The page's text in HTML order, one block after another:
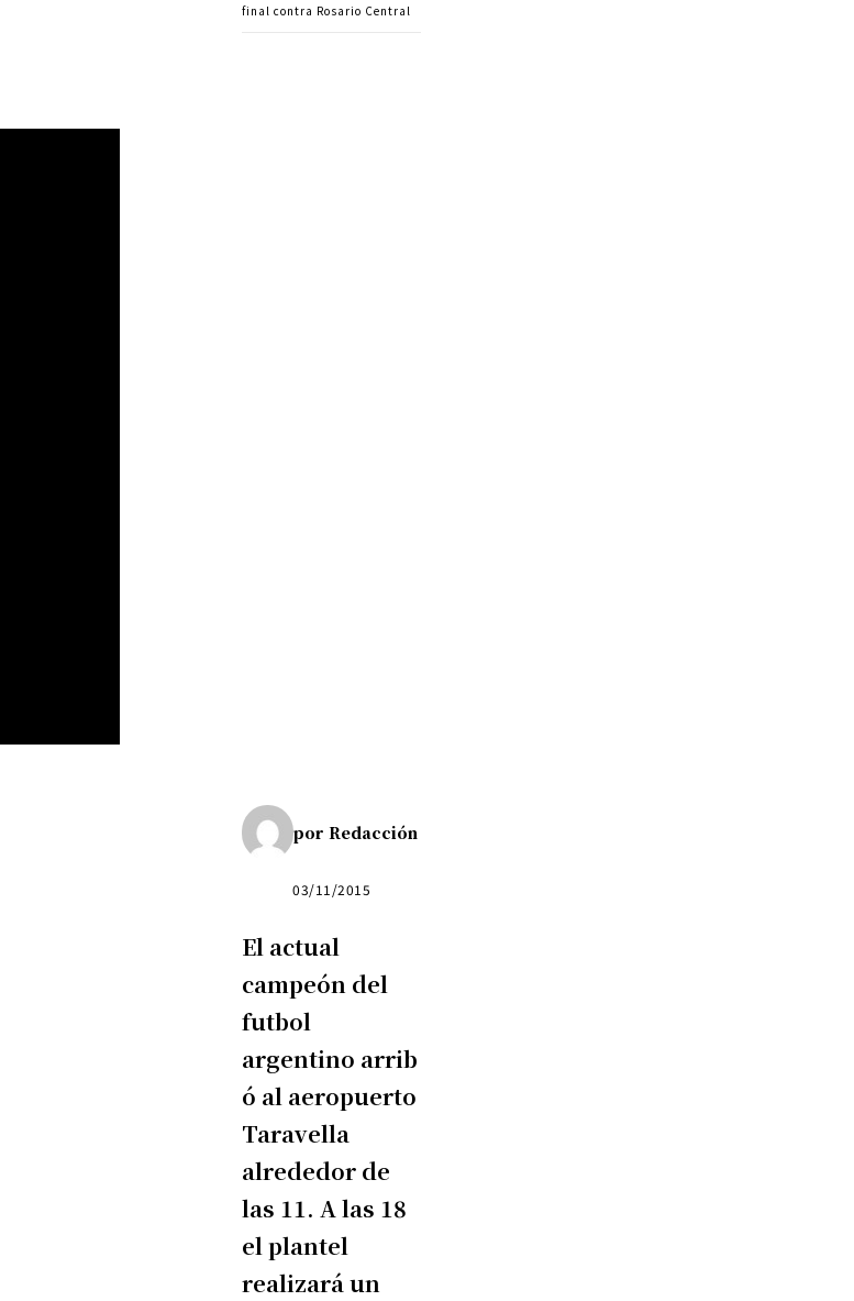
final contra Rosario Central
por Redacción
03/11/2015
El actual
campeón del
futbol
argentino arrib
ó al aeropuerto
Taravella
alrededor de
las 11. A las 18
el plantel
realizará un